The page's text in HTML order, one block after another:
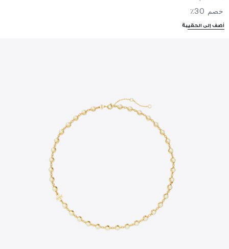
خصم 30٪
أضف إلى الحقيبة